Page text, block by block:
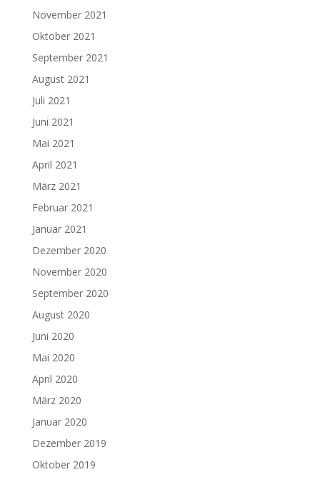
November 2021
Oktober 2021
September 2021
August 2021
Juli 2021
Juni 2021
Mai 2021
April 2021
März 2021
Februar 2021
Januar 2021
Dezember 2020
November 2020
September 2020
August 2020
Juni 2020
Mai 2020
April 2020
März 2020
Januar 2020
Dezember 2019
Oktober 2019